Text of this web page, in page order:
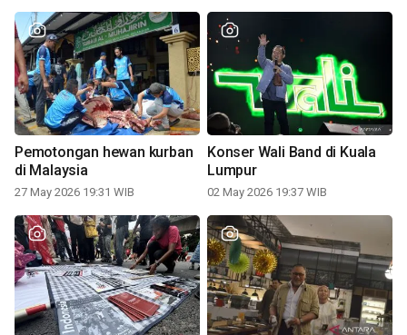
Pemotongan hewan kurban
di Malaysia
27 May 2026 19:31 WIB
Konser Wali Band di Kuala
Lumpur
02 May 2026 19:37 WIB